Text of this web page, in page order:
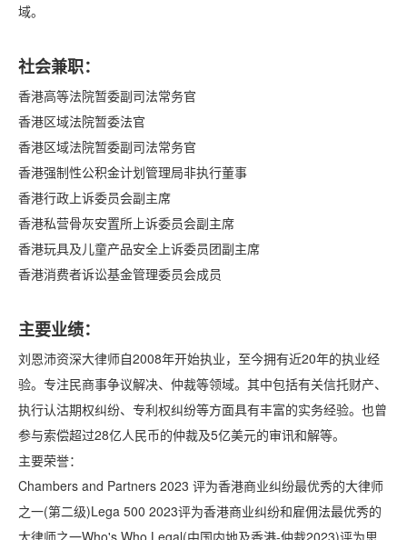
域。
社会兼职：
香港高等法院暂委副司法常务官
香港区域法院暂委法官
香港区域法院暂委副司法常务官
香港强制性公积金计划管理局非执行董事
香港行政上诉委员会副主席
香港私营骨灰安置所上诉委员会副主席
香港玩具及儿童产品安全上诉委员团副主席
香港消费者诉讼基⾦管理委员会成员
主要业绩：
刘恩沛资深大律师自2008年开始执业，至今拥有近20年的执业经
验。专注民商事争议解决、仲裁等领域。其中包括有关信托财产、
执⾏认沽期权纠纷、专利权纠纷等方面具有丰富的实务经验。也曾
参与索偿超过28亿人民币的仲裁及5亿美元的审讯和解等。
主要荣誉：
Chambers and Partners 2023 评为香港商业纠纷最优秀的大律师
之一(第二级)Lega 500 2023评为香港商业纠纷和雇佣法最优秀的
大律师之一Who's Who Legal(中国内地及香港-仲裁2023)评为思